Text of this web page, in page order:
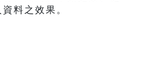
料之效果。